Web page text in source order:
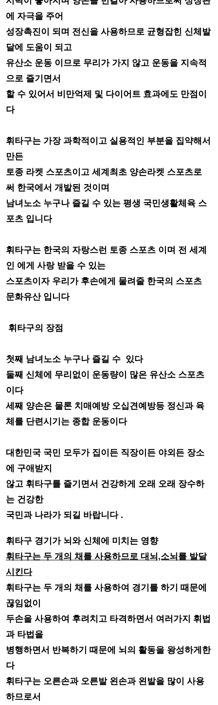
에 자극을 주어
성장촉진이 되며 전신을 사용하므로 균형잡힌 신체발
달에 도움이 되고
유산소 운동 이므로 무리가 가지 않고 운동을 지속적
으로 즐기면서
할 수 있어서 비만억제 및 다이어트 효과에도 만점이
다
휘타구는 가장과학적이고 실용적인 부분을 집약해서
만든
토종 라켓 스포츠이고세계최초 양손라켓 스포츠로
써 한국에서 개발된 것이며
남녀노소 누구나 즐길 수 있는 평생 국민생활체육 스
포츠 입니다
휘타구는 한국의 자랑스런 토종 스포츠 이며 전 세계
인 에게 사랑 받을 수 있는
스포츠이자 우리가 후손에게 물려줄 한국의 스포츠
문화유산 입니다
휘타구의 장점
첫째 남녀노소 누구나 즐길 수 있다
둘째 신체에 무리없이 운동량이 많은 유산소 스포츠
이다
세째 양손은 물론 치매예방 오십견예방등 정신과 육
체를 단련시기는 종합 운동이다
대한민국 국민 모두가 집이든 직장이든 야외든 장소
에 구애받지
않고 휘타구를 즐기면서 건강하게 오래 오래 장수 하
는 건강한
국민과 나라가 되길 바랍니다 .
휘타구 경기가 뇌와 신체에 미치는 영향
휘타구는 두 개의 채를 사용하므로 대뇌,소뇌를 발달
시킨다
휘타구는 두 개의 채를 사용하여 경기를 하기 때문에
끊임없이
두손을 사용하여 후려치고 타격하면서 여러가지 휘법
과 타법을
병행하면서 반복하기 때문에 뇌의 활동을 왕성하게한
다
휘타구는 오른손과 오른발 왼손과 왼발을 많이 사용
하므로서